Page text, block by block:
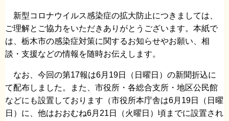
新型コロナウイルス感染症の拡大防止につきましては、
ご理解とご協力をいただきありがとうございます。本紙で
は、栃木市の感染症対策に関するお知らせやお願い、相
談・支援などの情報を随時お伝えします。
なお、今回の第17報は6月19日（日曜日）の新聞折込に
て配布しました。また、市役所・各総合支所・地区公民館
などにも設置しております（市役所本庁舎は6月19日（日曜
日）に、他はおおむね6月21日（火曜日）頃までに設置され